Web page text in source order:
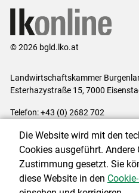
© 2026 bgld.lko.at
Landwirtschaftskammer
Esterhazystraße 15, 7000
Telefon: +43 (0) 2682 702
Impressum|Kontakt|
Cookie-Einstellungen
Die Website wird mit den
Cookies ausgeführt.
Zustimmung gesetzt. Sie
diese Website in den